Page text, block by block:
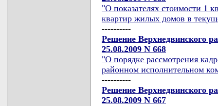
"О показателях стоимости 1
квартир жилых домов в
----------
Решение Верхнедвинского
25.08.2009 N 668
"О порядке рассмотрения
районном исполнительном
----------
Решение Верхнедвинского
25.08.2009 N 667